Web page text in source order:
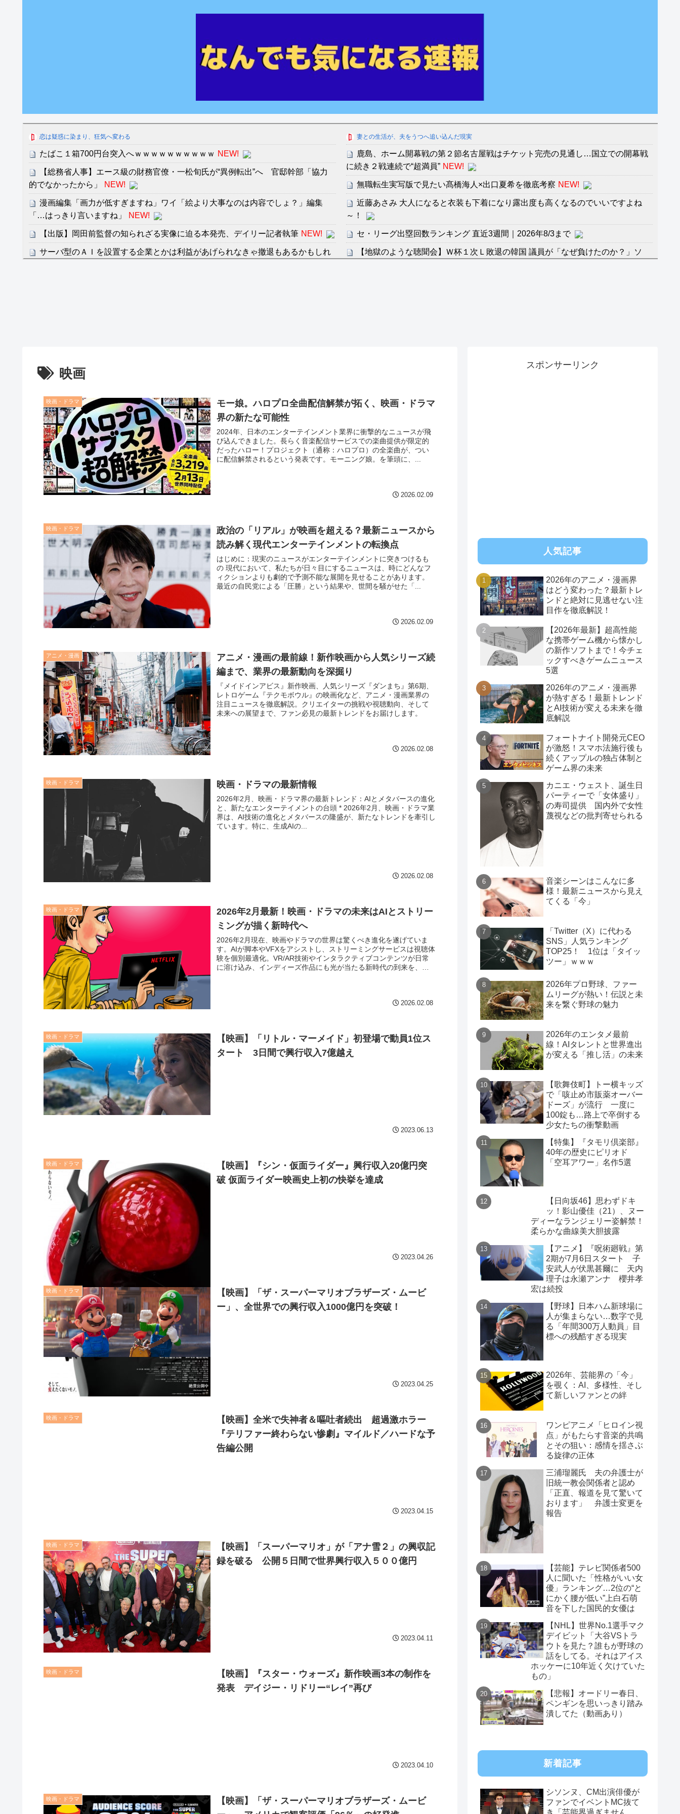
恋は疑惑に染まり、狂気へ変わる
たばこ１箱700円台突入へｗｗｗｗｗｗｗｗｗｗ NEW!
【総務省人事】エース級の財務官僚・一松旬氏が“異例転出”へ 官邸幹部「協力
的でなかったから」
NEW!
漫画編集「画力が低すぎますね」ワイ「絵より大事なのは内容でしょ？」編集
「…はっきり言いますね」
NEW!
【出版】岡田前監督の知られざる実像に迫る本発売、デイリー記者執筆 NEW!
サーバ型のＡＩを設置する企業とかは利益があげられなきゃ撤退もあるかもしれ
たすら愛し合う。
Powered by livedoor 相互RSS
妻との生活が、夫をうつへ追い込んだ現実
鹿島、ホーム開幕戦の第２節名古屋戦はチケット完売の見通し…国立での開幕戦
に続き２戦連続で“超満員” NEW!
無職転生実写版で見たい髙橋海人×出口夏希を徹底考察 NEW!
近藤あさみ 大人になると衣装も下着になり露出度も高くなるのでいいですよね
～！
セ・リーグ出塁回数ランキング 直近3週間｜2026年8/3まで
【地獄のような聴聞会】Ｗ杯１次Ｌ敗退の韓国 議員が「なぜ負けたのか？」ソ
【第7話予告】水10ドラマ『ラムネモンキー』 トレンディなクリスマスイヴ
出した… 他
ァン衝撃
Powered by livedoor 相互RSS
映画
映画・ドラマ
モー娘。ハロプロ全曲配信解禁が拓く、映画・ドラマ
界の新たな可能性
2024年、日本のエンターテインメント業界に衝撃的なニュースが飛
び込んできました。長らく音楽配信サービスでの楽曲提供が限定的
だったハロー！プロジェクト（通称：ハロプロ）の全楽曲が、つい
に配信解禁されるという発表です。モーニング娘。を筆頭に、...
2026.02.09
映画・ドラマ
政治の「リアル」が映画を超える？最新ニュースから
読み解く現代エンターテインメントの転換点
はじめに：現実のニュースがエンターテインメントに突きつけるも
の 現代において、私たちが日々目にするニュースは、時にどんなフ
ィクションよりも劇的で予測不能な展開を見せることがあります。
最近の自民党による「圧勝」という結果や、世間を騒がせた「...
2026.02.09
アニメ・漫画
アニメ・漫画の最前線！新作映画から人気シリーズ続
編まで、業界の最新動向を深掘り
『メイドインアビス』新作映画、人気シリーズ『ダンまち』第6期、
レトロゲーム『テクモボウル』の映画化など、アニメ・漫画業界の
注目ニュースを徹底解説。クリエイターの挑戦や視聴動向、そして
未来への展望まで、ファン必見の最新トレンドをお届けします。
2026.02.08
映画・ドラマ 映画・ドラマの最新情報
2026年2月、映画・ドラマ界の最新トレンド：AIとメタバースの進化
と、新たなエンターテイメントの台頭 * 2026年2月、映画・ドラマ業
界は、AI技術の進化とメタバースの隆盛が、新たなトレンドを牽引し
ています。特に、生成AIの...
2026.02.08
映画・ドラマ
2026年2月最新！映画・ドラマの未来はAIとストリー
ミングが描く新時代へ
2026年2月現在、映画やドラマの世界は驚くべき進化を遂げていま
す。AIが脚本やVFXをアシストし、ストリーミングサービスは視聴体
験を個別最適化。VR/AR技術やインタラクティブコンテンツが日常
に溶け込み、インディーズ作品にも光が当たる新時代の到来を、一
2026.02.08
映画・ドラマ
【映画】「リトル・マーメイド」初登場で動員1位ス
タート 3日間で興行収入7億越え
2023.06.13
映画・ドラマ
【映画】『シン・仮面ライダー』興行収入20億円突
破 仮面ライダー映画史上初の快挙を達成
2023.04.26
映画・ドラマ
【映画】「ザ・スーパーマリオブラザーズ・ムービ
ー」、全世界での興行収入1000億円を突破！
2023.04.25
映画・ドラマ
【映画】全米で失神者＆嘔吐者続出 超過激ホラー
『テリファー終わらない惨劇』マイルド／ハードな予
告編公開
2023.04.15
映画・ドラマ
【映画】「スーパーマリオ」が「アナ雪２」の興収記
録を破る 公開５日間で世界興行収入５００億円
2023.04.11
映画・ドラマ
【映画】『スター・ウォーズ』新作映画3本の制作を
発表 デイジー・リドリー“レイ”再び
2023.04.10
映画・ドラマ
【映画】「ザ・スーパーマリオブラザーズ・ムービ
スポンサーリンク
人気記事
2026年のアニメ・漫画界
はどう変わった？最新トレ
ンドと絶対に見逃せない注
目作を徹底解説！
【2026年最新】超高性能
な携帯ゲーム機から懐かし
の新作ソフトまで！今チェ
ックすべきゲームニュース
5選
2026年のアニメ・漫画界
が熱すぎる！最新トレンド
とAI技術が変える未来を徹
底解説
フォートナイト開発元CEO
が激怒！スマホ法施行後も
続くアップルの独占体制と
ゲーム界の未来
カニエ・ウェスト、誕生日
パーティーで「女体盛り」
の寿司提供 国内外で女性
蔑視などの批判寄せられる
音楽シーンはこんなに多
様！最新ニュースから見え
てくる「今」
「Twitter（X）に代わる
SNS」人気ランキング
TOP25！ 1位は「タイッ
ツー」ｗｗｗ
2026年プロ野球、ファー
ムリーグが熱い！伝説と未
来を繋ぐ野球の魅力
2026年のエンタメ最前
線！AIタレントと世界進出
が変える「推し活」の未来
【歌舞伎町】トー横キッズ
で「咳止め市販薬オーバー
ドーズ」が流行 一度に
100錠も…路上で卒倒する
少女たちの衝撃動画
【特集】『タモリ倶楽部』
40年の歴史にピリオド
「空耳アワー」名作5選
【日向坂46】思わずドキ
ッ！影山優佳（21）、ヌー
ディーなランジェリー姿解禁！
柔らかな曲線美大胆披露
【アニメ】『呪術廻戦』第
2期が7月6日スタート 子
安武人が伏黒甚爾に 天内
理子は永瀬アンナ 櫻井孝
宏は続投
【野球】日本ハム新球場に
人が集まらない…数字で見
る「年間300万人動員」目
標への残酷すぎる現実
2026年、芸能界の「今」
を覗く：AI、多様性、そし
て新しいファンとの絆
ワンピアニメ「ヒロイン視
点」がもたらす音楽的共鳴
とその狙い：感情を揺さぶ
る旋律の正体
三浦瑠麗氏 夫の弁護士が
旧統一教会関係者と認め
「正直、報道を見て驚いて
おります」 弁護士変更を
報告
【芸能】テレビ関係者500
人に聞いた「性格がいい女
優」ランキング…2位の“と
にかく腰が低い”上白石萌
音を下した国民的女優は
【NHL】世界No.1選手マク
デイビット「大谷VSトラ
ウトを見た？誰もが野球の
話をしてる。それはアイス
ホッケーに10年近く欠けていた
もの」
【悲報】オードリー春日、
ペンギンを思いっきり踏み
潰してた（動画あり）
新着記事
シソンヌ、CM出演俳優が
ファンでイベントMC抜て